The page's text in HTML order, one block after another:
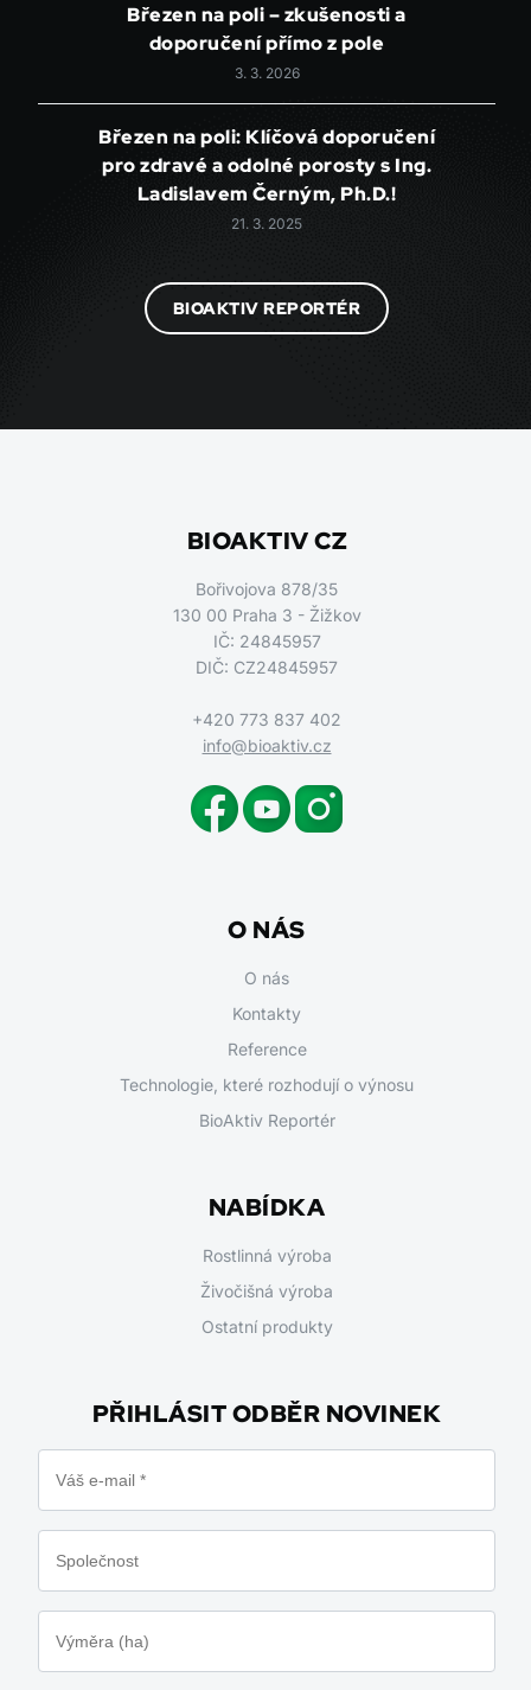
Březen na poli – zkušenosti a
doporučení přímo z pole
3. 3. 2026
Březen na poli: Klíčová doporučení
pro zdravé a odolné porosty s Ing.
Ladislavem Černým, Ph.D.!
21. 3. 2025
BIOAKTIV REPORTÉR
BIOAKTIV CZ
Bořivojova 878/35
130 00 Praha 3 - Žižkov
IČ: 24845957
DIČ: CZ24845957
+420 773 837 402
info@bioaktiv.cz
O NÁS
O nás
Kontakty
Reference
Technologie, které rozhodují o výnosu
BioAktiv Reportér
NABÍDKA
Rostlinná výroba
Živočišná výroba
Ostatní produkty
PŘIHLÁSIT ODBĚR NOVINEK